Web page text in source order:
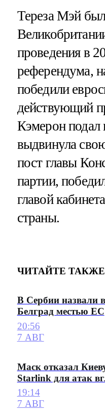
Тереза Мэй
проведения в
референдума,
победили
действующий
Кэмерон подал
выдвинула
пост главы
партии,
главой
страны.
ЧИТАЙТЕ ТАКЖЕ
В Сербии назвали
Белград местью ЕС
20:56
7 АВГ
Маск отказал
Starlink для атак
19:14
7 АВГ